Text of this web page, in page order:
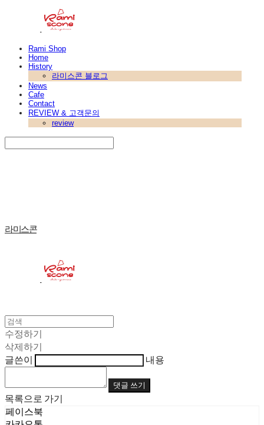
Rami Shop
Home
History
라미스콘 블로그
News
Cafe
Contact
REVIEW & 고객문의
review
라미스콘
수정하기
삭제하기
글쓴이
내용
댓글 쓰기
목록으로 가기
페이스북